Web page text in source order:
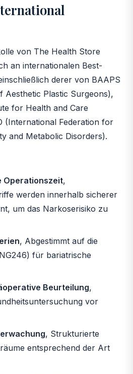
von The Health Store
an internationalen Best-
derer von BAAPS
Aesthetic Plastic Surgeons),
for Health and Care
(International Federation for
and Metabolic Disorders).
Operationszeit,
werden innerhalb sicherer
um das Narkoserisiko zu
, Abgestimmt auf die
für bariatrische
Beurteilung,
vor
, Strukturierte
entsprechend der Art